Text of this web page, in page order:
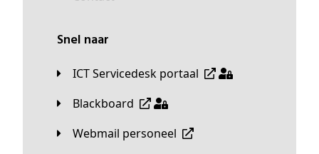
Snel naar
ICT Servicedesk portaal
Blackboard
Webmail personeel